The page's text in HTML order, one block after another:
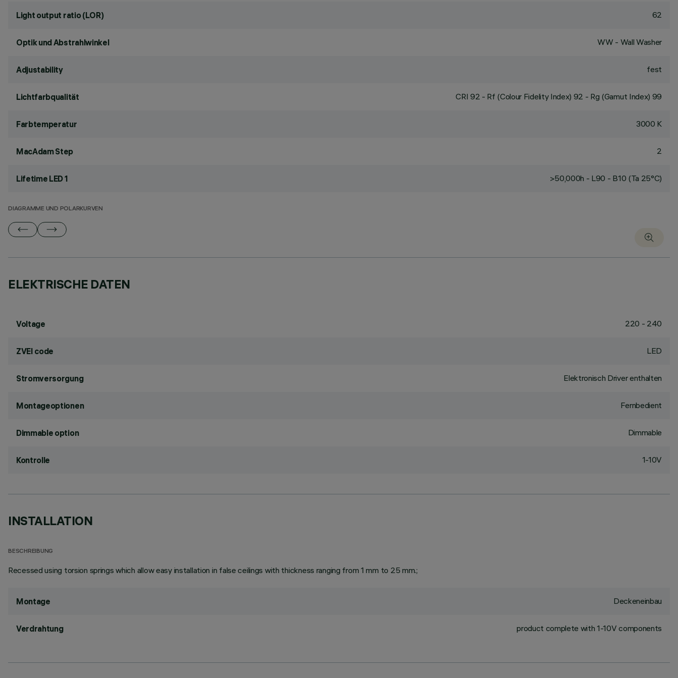
Light output ratio (LOR) 62
Optik und Abstrahlwinkel WW - Wall Washer
Adjustability fest
Lichtfarbqualität CRI 92 - Rf (Colour Fidelity Index) 92 - Rg (Gamut Index) 99
Farbtemperatur 3000 K
MacAdam Step 2
Lifetime LED 1 >50,000h - L90 - B10 (Ta 25°C)
DIAGRAMME UND POLARKURVEN
ELEKTRISCHE DATEN
Voltage 220 - 240
ZVEI code LED
Stromversorgung Elektronisch Driver enthalten
Montageoptionen Fernbedient
Dimmable option Dimmable
Kontrolle 1-10V
INSTALLATION
BESCHREIBUNG
Recessed using torsion springs which allow easy installation in false ceilings with thickness ranging from 1 mm to 25 mm.;
Montage Deckeneinbau
Verdrahtung product complete with 1-10V components